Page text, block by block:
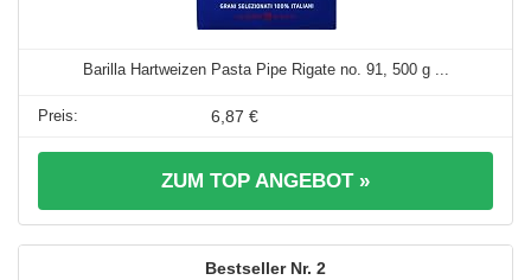
Barilla Hartweizen Pasta Pipe Rigate no. 91, 500 g ...
6,87 €
ZUM TOP ANGEBOT »
2